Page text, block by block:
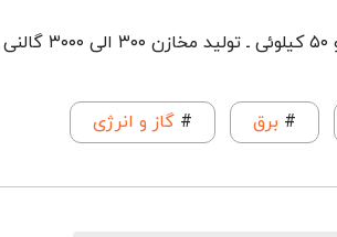
# برق # گاز و انرژی